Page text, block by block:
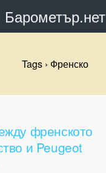
Барометър.нет
Tags › Френско
френското
и Peugeot